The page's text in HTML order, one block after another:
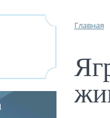
Главная